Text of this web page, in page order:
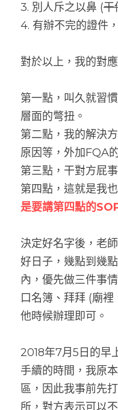
3. 別人斥之以鼻 (干
4. 有辦不完的證件
對於以上，我的對應
第一點，叫久就習
層面的彆扭。
第二點，我的解決
原因等，外加FQA
第三點，干對方屁事
第四點，這就是我
是要講第四點的
決定好名字後，老
好日子，幾點到幾
內，優先做三件事
口名簿、拜拜 (廟
他時候辦理即可。
2018年7月5日的早
手續的時間，我原
區，因此我事前先
所，對方表示可以